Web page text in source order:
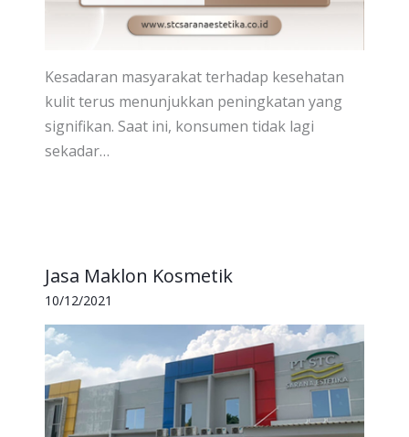
Kesadaran masyarakat terhadap kesehatan
kulit terus menunjukkan peningkatan yang
signifikan. Saat ini, konsumen tidak lagi
sekadar…
Jasa Maklon Kosmetik
10/12/2021